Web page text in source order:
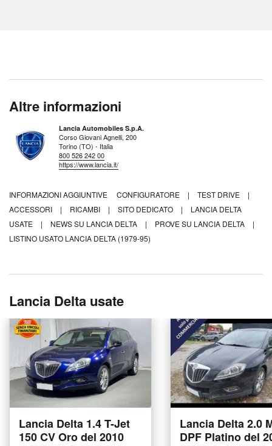
Altre informazioni
Lancia Automobiles S.p.A.
Corso Giovani Agnelli, 200
Torino (TO) - Italia
800 526 242 00
https://www.lancia.it/
INFORMAZIONI AGGIUNTIVE CONFIGURATORE | TEST DRIVE
|
ACCESSORI
| RICAMBI | SITO DEDICATO |
LANCIA DELTA
USATE
| NEWS SU LANCIA DELTA | PROVE SU LANCIA DELTA
|
LISTINO USATO LANCIA DELTA (1979-95)
Lancia Delta usate
Lancia Delta 1.4 T-Jet
150 CV Oro del 2010
Lancia Delta 2.0
DPF Platino del